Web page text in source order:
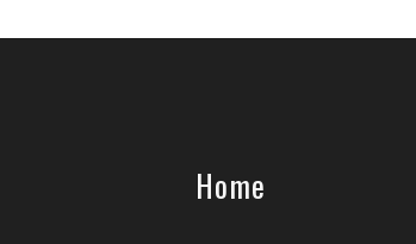
Home